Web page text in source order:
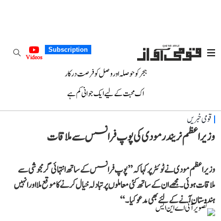
Subscription
Videos
ہجر کو حوصلہ اور وصل کو فرصت درکار
اک محبت کے لیے ایک جوانی کم ہے
قومی خبریں
وزیر اعظم نریندر مودی کی پوپ فرانسس سے ملاقات
وزیر اعظم مودی نے ٹوئٹر پر کہا کہ ’’پوپ فرانسس کے ساتھ انتہائی گرمجوشی سے
ملاقات ہوئی۔ مجھے ان کے ساتھ کئی معاملوں پر تبادلہ خیال کرنے کا موقع ملا اور انہیں
ہندوستان آنے کے لئے بھی مدعو کیا۔‘‘